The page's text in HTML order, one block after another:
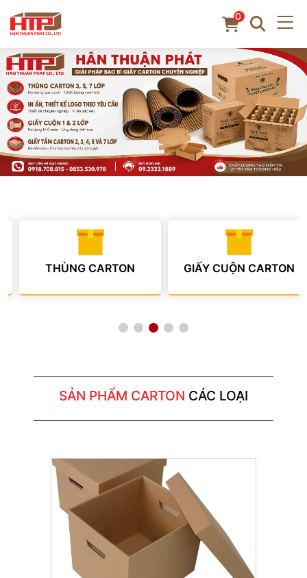
0
THÙNG CARTON GIẤY CUỘN CARTON
SẢN PHẨM CARTON CÁC LOẠI